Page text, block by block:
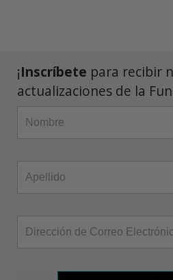
¡Inscríbete para recibir
actualizaciones de la